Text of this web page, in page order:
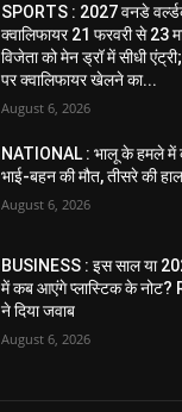
SPORTS : 2027 वनडे
क्वालिफायर 21 फरवरी से 23
विजेता को मेन ड्रॉ में सीधी
पर क्वालिफायर खेलने का...
August 6, 2026
NATIONAL : भालू के हमले में
भाई-बहन की मौत, तीसरे की
August 6, 2026
BUSINESS : इस साल या
में कब आएंगे प्लास्टिक के नोट?
ने दिया जवाब
August 6, 2026